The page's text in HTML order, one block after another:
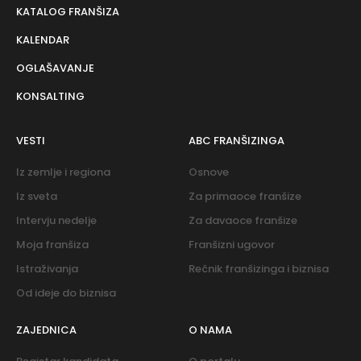
KATALOG FRANŠIZA
KALENDAR
OGLAŠAVANJE
KONSALTING
VESTI
Iz zemlje i regiona
Iz sveta
Intervju nedelje
Moja franšiza
Istraživanja
Od ideje do biznisa
ABC FRANŠIZINGA
Osnove
Za primaoce franšize
Za davaoce franšize
Franšizni ugovor
Rečnik franšizinga i biznisa
ZAJEDNICA O NAMA